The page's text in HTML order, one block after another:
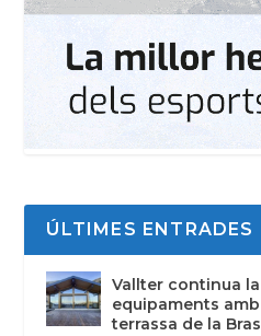
ÚLTIMES ENTRADES
Vallter continua
equipaments
terrassa de la